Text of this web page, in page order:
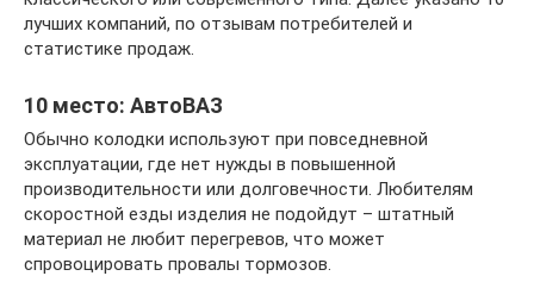
лучших компаний, по отзывам потребителей и
статистике продаж.
10 место: АвтоВАЗ
Обычно колодки используют при повседневной
эксплуатации, где нет нужды в повышенной
производительности или долговечности. Любителям
скоростной езды изделия не подойдут – штатный
материал не любит перегревов, что может
спровоцировать провалы тормозов.